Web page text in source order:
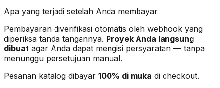
Apa yang terjadi setelah Anda membayar
Pembayaran diverifikasi otomatis oleh webhook yang
diperiksa tanda tangannya. Proyek Anda langsung
dibuat agar Anda dapat mengisi persyaratan — tanpa
menunggu persetujuan manual.
Pesanan katalog dibayar 100% di muka di checkout.